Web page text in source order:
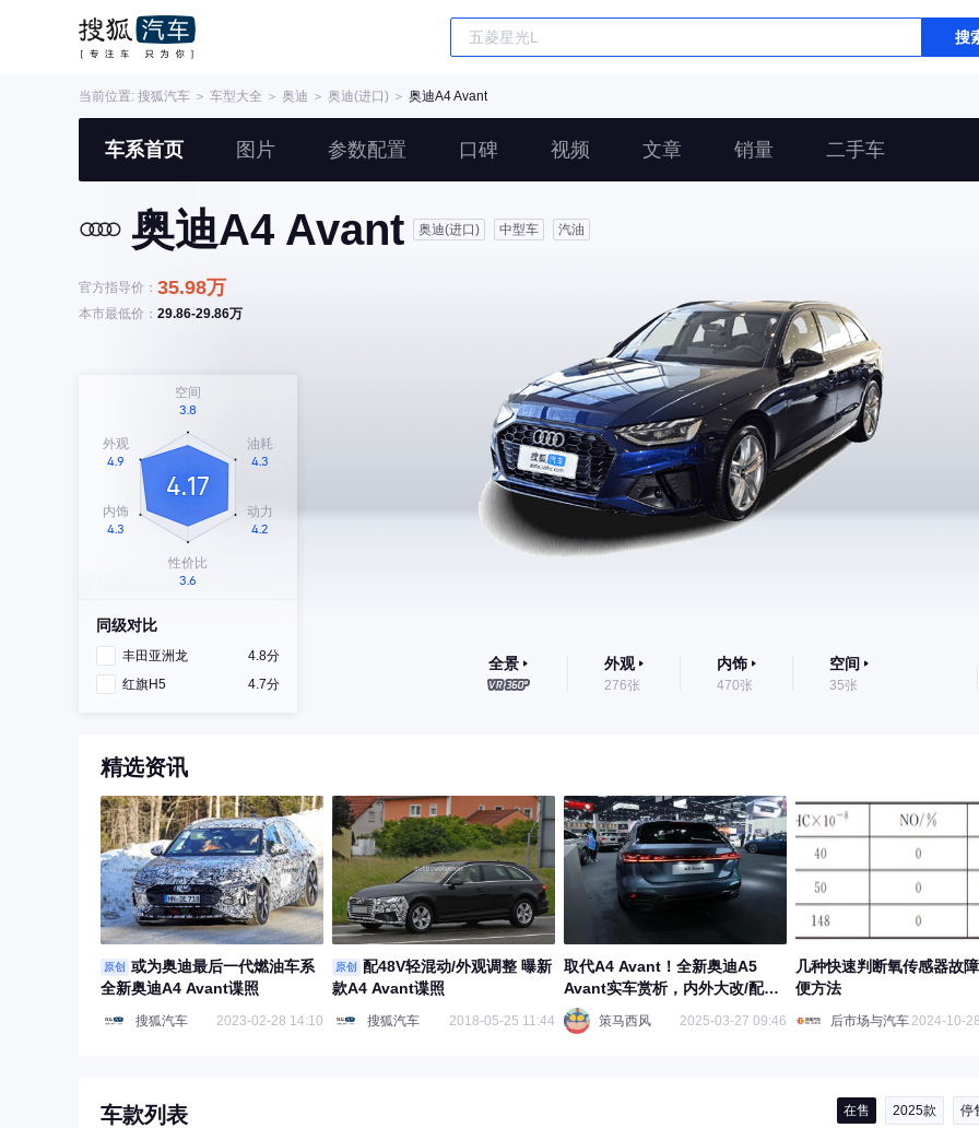
搜
当前位置: 搜狐汽车 ＞ 车型大全 ＞ 奥迪 ＞ 奥迪(进口) ＞ 奥迪A4 Avant
车系首页 图片 参数配置 口碑 视频 文章 销量 二手车
奥迪A4 Avant 奥迪(进口) 中型车 汽油
官方指导价： 35.98万
本市最低价： 29.86-29.86万
同级对比
丰田亚洲龙
4.8分
红旗H5
4.7分
全景 外观
276张
内饰
470张
空间
35张
精选资讯
原创
或为奥迪最后一代燃油车系
全新奥迪A4 Avant谍照
搜狐汽车 2023-02-28 14:10
原创
配48V轻混动/外观调整 曝新
款A4 Avant谍照
搜狐汽车 2018-05-25 11:44
取代A4 Avant！全新奥迪A5
Avant实车赏析，内外大改/配
2.0T动力
策马西风 2025-03-27 09:46
几种快速判断氧传感器故
便方法
后市场与汽车2024-10-
车款列表 在售 2025款 停